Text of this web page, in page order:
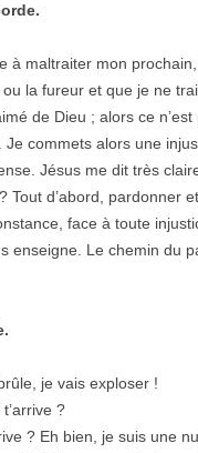
à maltraiter mon
la fureur et que je ne
de Dieu ; alors ce
Je commets alors une
Jésus me dit très
Tout d’abord, pardonner
face à toute
enseigne. Le chemin du
je vais exploser !
?
? Eh bien, je suis une